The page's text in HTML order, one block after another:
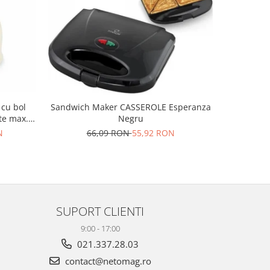
bol
max. 5
zero,
Sandwich Maker CASSEROLE Esperanza
Negru
66,09 RON55,92 RON
SUPORT CLIENTI
9:00 - 17:00
021.337.28.03
contact@netomag.ro